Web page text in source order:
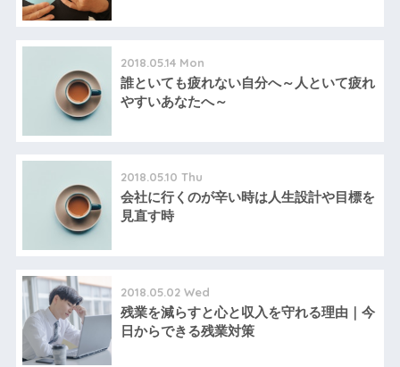
2018.05.14 Mon
誰といても疲れない自分へ～人といて疲れ
やすいあなたへ～
2018.05.10 Thu
会社に行くのが辛い時は人生設計や目標を
見直す時
2018.05.02 Wed
残業を減らすと心と収入を守れる理由｜今
日からできる残業対策